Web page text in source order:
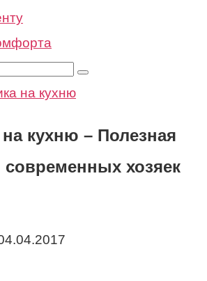
на кухню
кухню – Полезная
современных хозяек